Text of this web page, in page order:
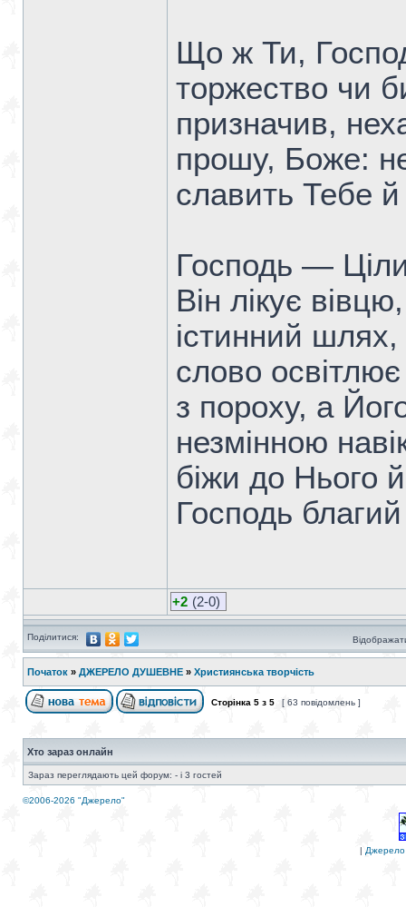
Що ж Ти,
торжество чи
призначив,
прошу, Боже:
славить Тебе й
Господь —
Він лікує
істинний
слово
з пороху, а
незмінною
біжи до Нього
Господь благий
+2 (2-0)
Поділитися:
Початок » ДЖЕРЕЛО ДУШЕВНЕ » Християнська творчість
Сторінка 5 з 5 [ 63 повідомлень ]
Хто зараз онлайн
Зараз переглядають цей форум: - і 3 гостей
©2006-2026 "Джерело"
| Джерело